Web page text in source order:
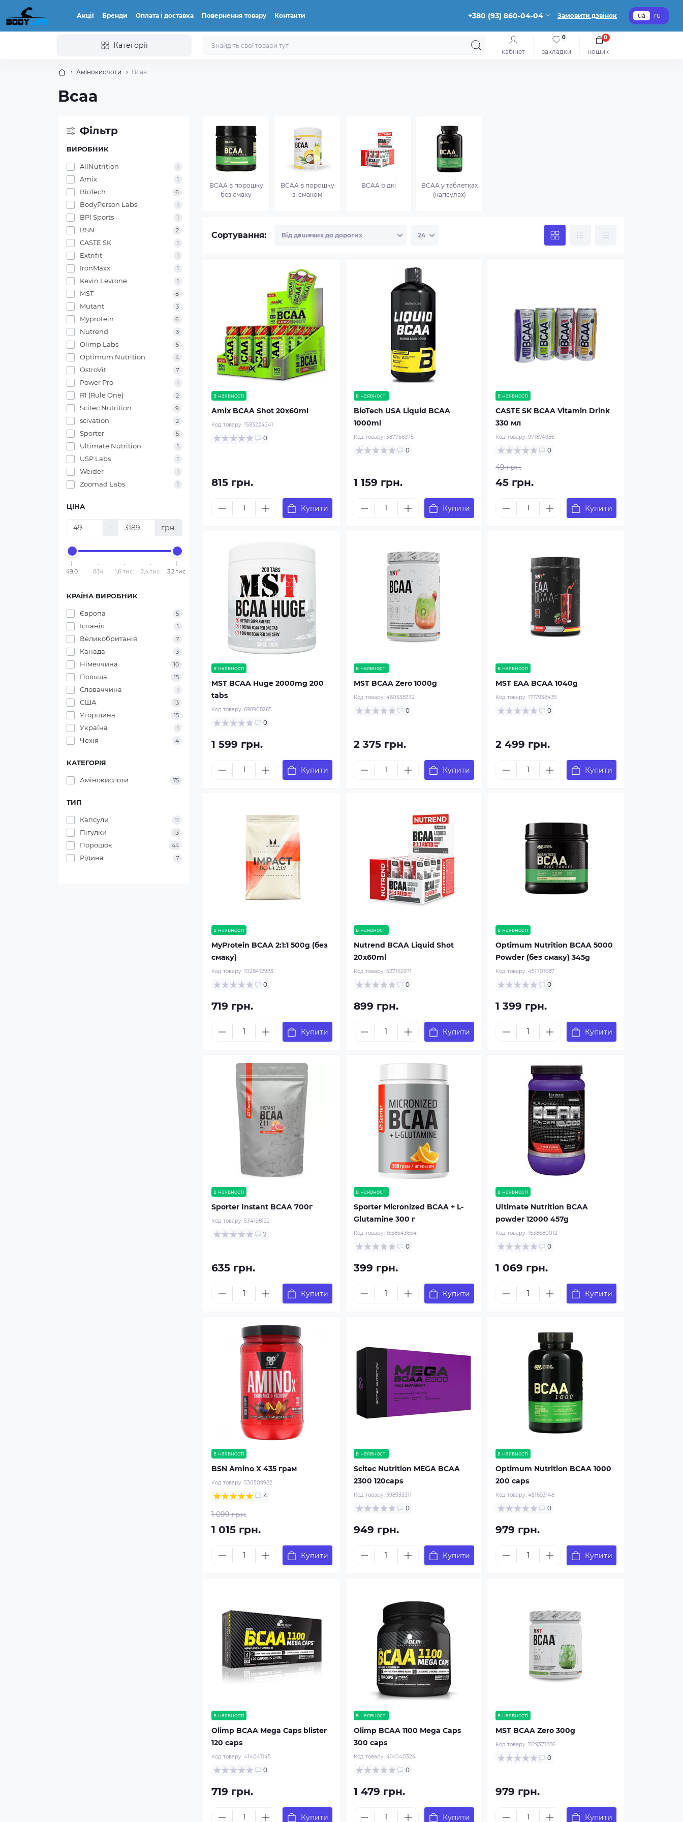
Акції Бренди Оплата і доставка Повернення товару Контакти +380 (93) 860-04-04 Замовити дзвінок ua ru
Категорії
кабінет закладки
0
кошик
0
Амінокислоти Bcaa
Bcaa
Фільтр
ВИРОБНИК
AllNutrition 1
Amix 1
BioTech 6
BodyPerson Labs 1
BPI Sports 1
BSN 2
CASTE SK 1
Extrifit 1
IronMaxx 1
Kevin Levrone 1
MST 8
Mutant 3
Myprotein 6
Nutrend 3
Olimp Labs 5
Optimum Nutrition 4
OstroVit 7
Power Pro 1
R1 (Rule One) 2
Scitec Nutrition 9
scivation 2
Sporter 5
Ultimate Nutrition 1
USP Labs 1
Weider 1
Zoomad Labs 1
ЦІНА
- грн.
49,0 834 1,6 тис. 2,4 тис. 3,2 тис.
КРАЇНА ВИРОБНИК
Європа 5
Іспанія 1
Великобританія 7
Канада 3
Німеччина 10
Польща 15
Словаччина 1
США 13
Угорщина 15
Україна 1
Чехія 4
КАТЕГОРІЯ
Амінокислоти 75
ТИП
Капсули 11
Пігулки 13
Порошок 44
Рідина 7
BCAA в порошку
без смаку
BCAA в порошку
зі смаком
BCAA рідкі
ВСАА у таблетках
(капсулах)
Сортування:
в наявності
Amix BCAA Shot 20x60ml
Код товару: 1583224241
0
815 грн.
Купити
в наявності
BioTech USA Liquid BCAA
1000ml
Код товару: 387756975
0
1 159 грн.
Купити
в наявності
CASTE SK BCAA Vitamin Drink
330 мл
Код товару:971874936
0
49 грн.
45 грн.
Купити
в наявності
MST BCAA Huge 2000mg 200
tabs
Код товару: 698908265
0
1 599 грн.
Купити
в наявності
MST BCAA Zero 1000g
Код товару: 460538332
0
2 375 грн.
Купити
в наявності
MST EAA BCAA 1040g
Код товару:1717938435
0
2 499 грн.
Купити
в наявності
MyProtein BCAA 2:1:1 500g (без
смаку)
Код товару: 1028412983
0
719 грн.
Купити
в наявності
Nutrend BCAA Liquid Shot
20x60ml
Код товару: 527162971
0
899 грн.
Купити
в наявності
Optimum Nutrition BCAA 5000
Powder (без смаку) 345g
Код товару:451701687
0
1 399 грн.
Купити
в наявності
Sporter Instant BCAA 700г
Код товару: 534198122
2
635 грн.
Купити
в наявності
Sporter Micronized BCAA + L-
Glutamine 300 г
Код товару: 1658543654
0
399 грн.
Купити
в наявності
Ultimate Nutrition BCAA
powder 12000 457g
Код товару:1638680012
0
1 069 грн.
Купити
в наявності
BSN Amino X 435 грам
Код товару: 530509982
4
1 099 грн.
1 015 грн.
Купити
в наявності
Scitec Nutrition MEGA BCAA
2300 120caps
Код товару: 398933311
0
949 грн.
Купити
в наявності
Optimum Nutrition BCAA 1000
200 caps
Код товару:451693148
0
979 грн.
Купити
в наявності
Olimp BCAA Mega Caps blister
120 caps
Код товару: 414041145
0
719 грн.
Купити
в наявності
Olimp BCAA 1100 Mega Caps
300 caps
Код товару: 414040324
0
1 479 грн.
Купити
в наявності
MST BCAA Zero 300g
Код товару:1129371286
0
979 грн.
Купити